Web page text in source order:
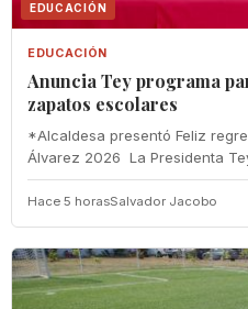
EDUCACIÓN
EDUCACIÓN
‎Anuncia Tey programa
zapatos escolares
‎*Alcaldesa presentó Feliz
Álvarez 2026 ‎ ‎La Presidenta
Hace 5 horasSalvador Jacobo